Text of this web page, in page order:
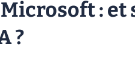
: et
?